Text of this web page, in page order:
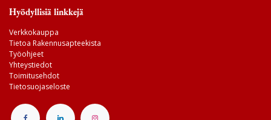
Hyödyllisiä linkkejä
Verkkokauppa
Tietoa Rakennusapteekista
Työohjeet
Yhteystiedot
Toimitusehdot
Tietosuojaseloste